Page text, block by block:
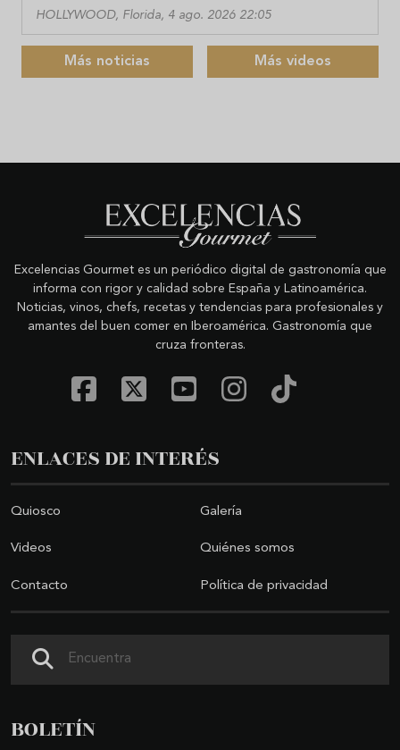
HOLLYWOOD, Florida, 4 ago. 2026 22:05
Más noticias Más videos
Excelencias Gourmet es un periódico digital de gastronomía que
informa con rigor y calidad sobre España y Latinoamérica.
Noticias, vinos, chefs, recetas y tendencias para profesionales y
amantes del buen comer en Iberoamérica. Gastronomía que
cruza fronteras.
ENLACES DE INTERÉS
Quiosco Galería
Videos Quiénes somos
Contacto Política de privacidad
BOLETÍN